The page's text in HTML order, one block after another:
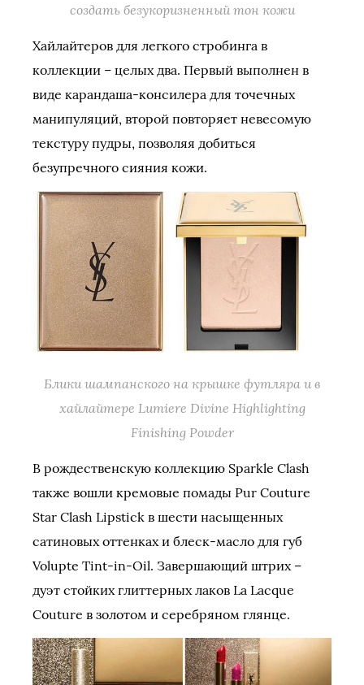
создать безукоризненный тон кожи
Хайлайтеров для легкого стробинга в
коллекции – целых два. Первый выполнен в
виде карандаша-консилера для точечных
манипуляций, второй повторяет невесомую
текстуру пудры, позволяя добиться
безупречного сияния кожи.
Блики шампанского на крышке футляра и в
хайлайтере Lumiere Divine Highlighting
Finishing Powder
В рождественскую коллекцию Sparkle Clash
также вошли кремовые помады Pur Couture
Star Clash Lipstick в шести насыщенных
сатиновых оттенках и блеск-масло для губ
Volupte Tint-in-Oil. Завершающий штрих –
дуэт стойких глиттерных лаков La Lacque
Couture в золотом и серебряном глянце.